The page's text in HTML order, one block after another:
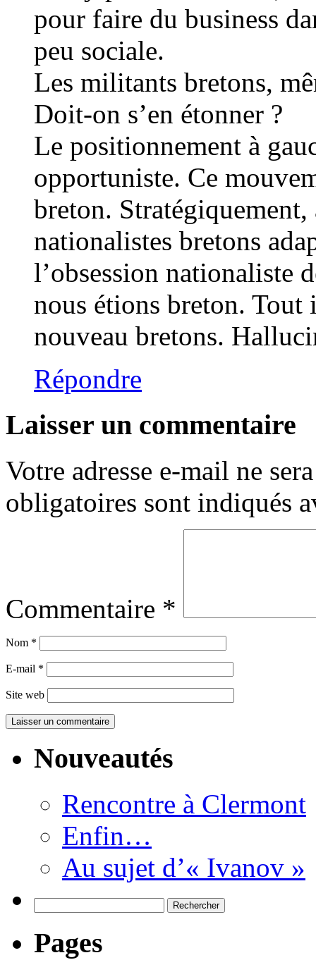
pour faire du business
peu sociale.
Les militants bretons,
Doit-on s’en étonner ?
Le positionnement à
opportuniste. Ce
breton.
nationalistes bretons
l’obsession nationaliste
nous étions breton. Tout
nouveau bretons.
Répondre
Laisser un commentaire
Votre adresse e-mail ne
obligatoires sont indiqués
Commentaire *
Nom *
E-mail *
Site web
Nouveautés
Rencontre à Clermont
Enfin…
Au sujet d’« Ivanov »
Pages